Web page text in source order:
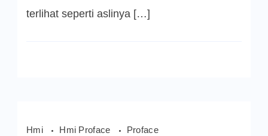
terlihat seperti aslinya […]
Hmi Hmi Proface Proface